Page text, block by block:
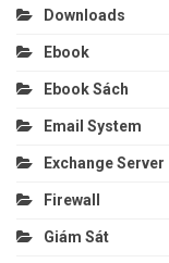
Downloads
Ebook
Ebook Sách
Email System
Exchange Server
Firewall
Giám Sát